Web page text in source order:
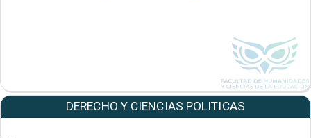
DERECHO Y CIENCIAS POLITICAS